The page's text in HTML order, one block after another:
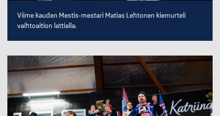
Viime kauden Mestis-mestari Matias Lehtonen kiemurteli
vaihtoaition lattialla.